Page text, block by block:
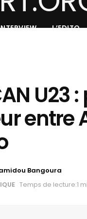
L’EDITO
U23
entre
Bangoura
Temps de lecture:1